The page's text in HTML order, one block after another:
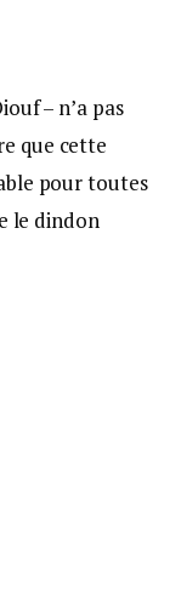
– n’a pas
que cette
pour toutes
le dindon